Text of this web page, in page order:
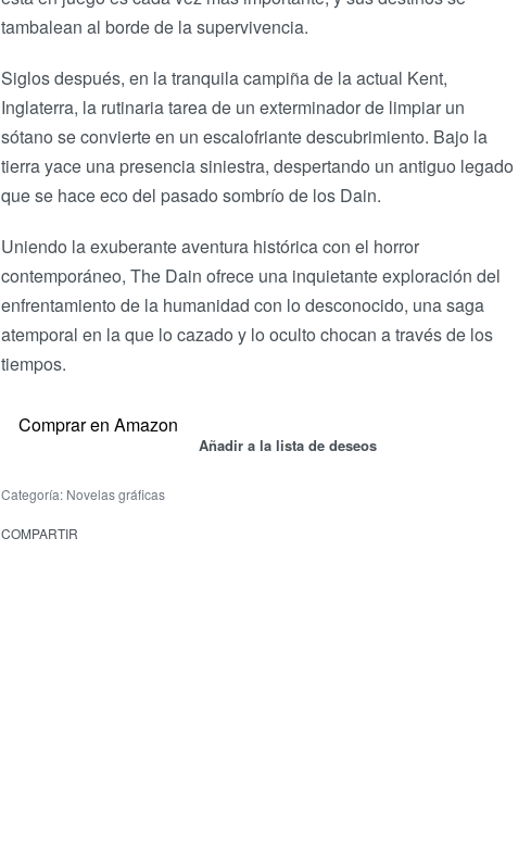
tambalean al borde de la supervivencia.
Siglos después, en la tranquila campiña de la actual Kent,
Inglaterra, la rutinaria tarea de un exterminador de limpiar un
sótano se convierte en un escalofriante descubrimiento. Bajo la
tierra yace una presencia siniestra, despertando un antiguo legado
que se hace eco del pasado sombrío de los Dain.
Uniendo la exuberante aventura histórica con el horror
contemporáneo, The Dain ofrece una inquietante exploración del
enfrentamiento de la humanidad con lo desconocido, una saga
atemporal en la que lo cazado y lo oculto chocan a través de los
tiempos.
Comprar en Amazon
Añadir a la lista de deseos
Categoría: Novelas gráficas
COMPARTIR